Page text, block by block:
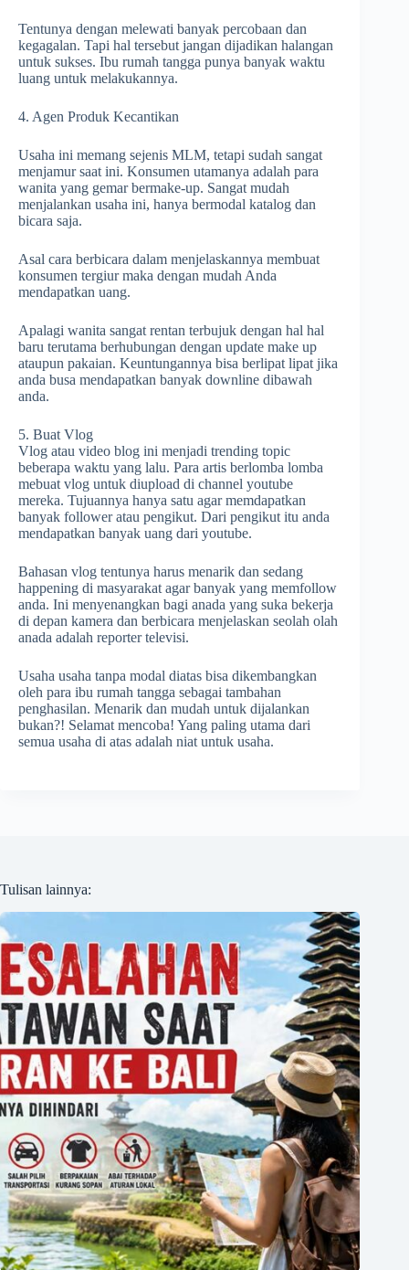
Tentunya dengan melewati banyak percobaan dan
kegagalan. Tapi hal tersebut jangan dijadikan halangan
untuk sukses. Ibu rumah tangga punya banyak waktu
luang untuk melakukannya.
4. Agen Produk Kecantikan
Usaha ini memang sejenis MLM, tetapi sudah sangat
menjamur saat ini. Konsumen utamanya adalah para
wanita yang gemar bermake-up. Sangat mudah
menjalankan usaha ini, hanya bermodal katalog dan
bicara saja.
Asal cara berbicara dalam menjelaskannya membuat
konsumen tergiur maka dengan mudah Anda
mendapatkan uang.
Apalagi wanita sangat rentan terbujuk dengan hal hal
baru terutama berhubungan dengan update make up
ataupun pakaian. Keuntungannya bisa berlipat lipat jika
anda busa mendapatkan banyak downline dibawah
anda.
5. Buat Vlog
Vlog atau video blog ini menjadi trending topic
beberapa waktu yang lalu. Para artis berlomba lomba
mebuat vlog untuk diupload di channel youtube
mereka. Tujuannya hanya satu agar memdapatkan
banyak follower atau pengikut. Dari pengikut itu anda
mendapatkan banyak uang dari youtube.
Bahasan vlog tentunya harus menarik dan sedang
happening di masyarakat agar banyak yang memfollow
anda. Ini menyenangkan bagi anada yang suka bekerja
di depan kamera dan berbicara menjelaskan seolah olah
anada adalah reporter televisi.
Usaha usaha tanpa modal diatas bisa dikembangkan
oleh para ibu rumah tangga sebagai tambahan
penghasilan. Menarik dan mudah untuk dijalankan
bukan?! Selamat mencoba! Yang paling utama dari
semua usaha di atas adalah niat untuk usaha.
Tulisan lainnya: